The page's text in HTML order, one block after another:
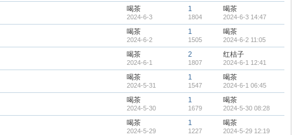
喝茶
2024-6-3
1
1804
喝茶
2024-6-3 14:47
喝茶
2024-6-2
1
1505
喝茶
2024-6-2 11:05
喝茶
2024-6-1
2
1807
红桔子
2024-6-1 12:41
喝茶
2024-5-31
1
1547
喝茶
2024-6-1 06:45
喝茶
2024-5-30
1
1679
喝茶
2024-5-30 08:28
喝茶
2024-5-29
1
1227
喝茶
2024-5-29 12:19